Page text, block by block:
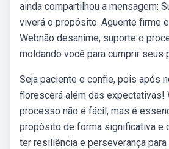
ainda compartilhou a mensagem:
viverá o propósito. Aguente firme
Webnão desanime, suporte o
moldando você para cumprir seus
Seja paciente e confie, pois após
florescerá além das expectativas!
processo não é fácil, mas é
propósito de forma significativa e
ter resiliência e perseverança